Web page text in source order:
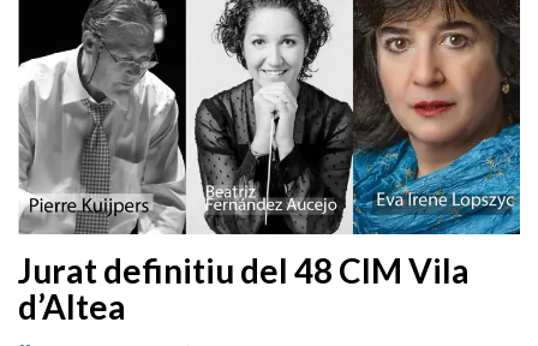
Jurat definitiu del 48 CIM Vila
d’Altea